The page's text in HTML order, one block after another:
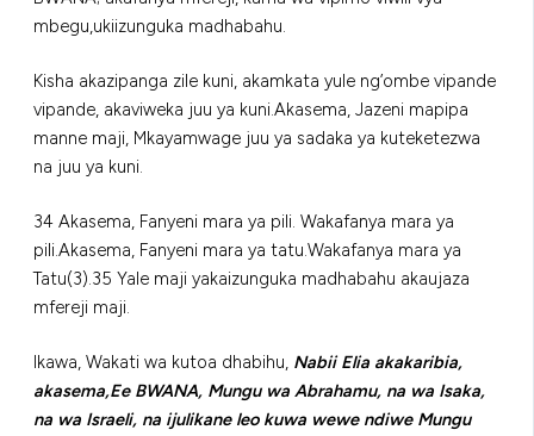
mbegu,ukiizunguka madhabahu.
Kisha akazipanga zile kuni, akamkata yule ng’ombe vipande
vipande, akaviweka juu ya kuni.Akasema, Jazeni mapipa
manne maji, Mkayamwage juu ya sadaka ya kuteketezwa
na juu ya kuni.
34 Akasema, Fanyeni mara ya pili. Wakafanya mara ya
pili.Akasema, Fanyeni mara ya tatu.Wakafanya mara ya
Tatu(3).35 Yale maji yakaizunguka madhabahu akaujaza
mfereji maji.
Ikawa, Wakati wa kutoa dhabihu, Nabii Elia akakaribia,
akasema,Ee BWANA, Mungu wa Abrahamu, na wa Isaka,
na wa Israeli, na ijulikane leo kuwa wewe ndiwe Mungu